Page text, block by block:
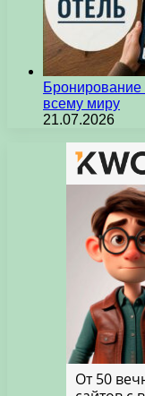
Бронирование
всему миру
21.07.2026